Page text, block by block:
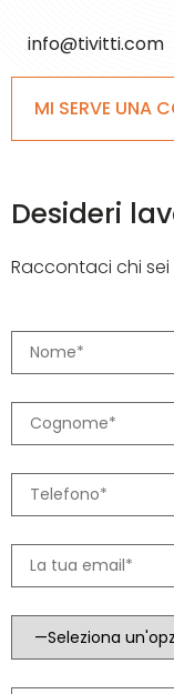
info@tivitti.com
MI SERVE UNA
Desideri
Raccontaci chi